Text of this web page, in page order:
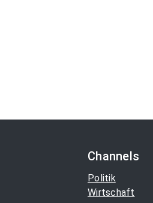
Channels
Politik
Wirtschaft